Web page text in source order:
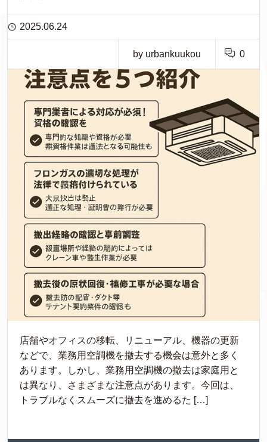
2025.06.24
by urbankuukou 0
店舗やオフィスの移転、リニューアル、機器の更新
などで、業務用空調機を撤去する機会は意外と多く
あります。しかし、業務用空調機の撤去は家庭用と
は異なり、さまざまな注意点があります。今回は、
トラブルなくスムーズに撤去を進めるた […]